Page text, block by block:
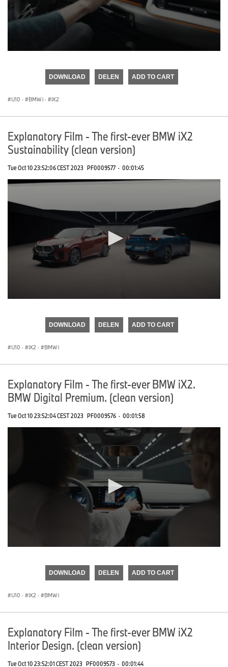
DOWNLOAD DELEN ADD TO CART
U10 · BMW i · iX2
Explanatory Film - The first-ever BMW iX2
Sustainability (clean version)
Tue Oct 10 23:52:06 CEST 2023 PF0009577 · 00:01:45
DOWNLOAD DELEN ADD TO CART
U10 · iX2 · BMW i
Explanatory Film - The first-ever BMW iX2.
BMW Digital Premium. (clean version)
Tue Oct 10 23:52:04 CEST 2023 PF0009576 · 00:01:58
DOWNLOAD DELEN ADD TO CART
U10 · iX2 · BMW i
Explanatory Film - The first-ever BMW iX2
Interior Design. (clean version)
Tue Oct 10 23:52:01 CEST 2023 PF0009573 · 00:01:44